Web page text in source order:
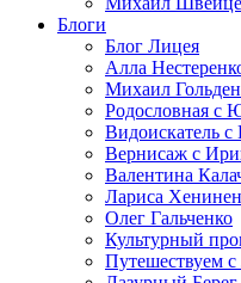
Блоги
Блог Лицея
Алла
Михаил
Родословная с
Видоискатель
Вернисаж с
Валентина
Лариса Хенинен
Олег Гальченко
Культурный
Путешествуем